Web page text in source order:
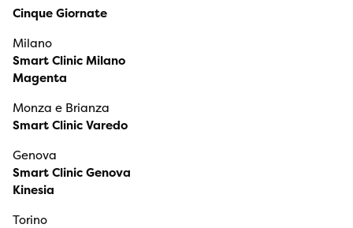
Cinque Giornate
Milano
Smart Clinic Milano
Magenta
Monza e Brianza
Smart Clinic Varedo
Genova
Smart Clinic Genova
Kinesia
Torino